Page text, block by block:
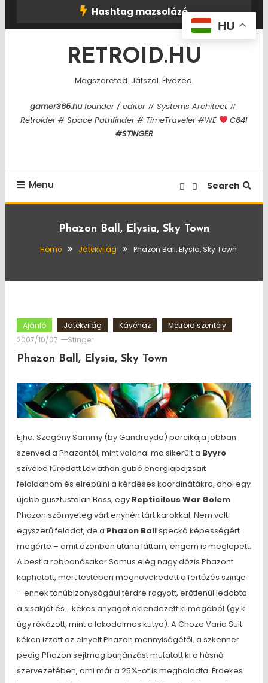
Hashtag mazsolázó
RETROID.HU
Megszereted. Játszol. Élvezed.
gamer365.hufounder / editor # Systems Architect #
Retroider # Space Pathfinder # TimeTraveler #WE
C64!
#STINGER
Menu Search
Phazon Ball, Elysia, Sky Town
Home Játékvilág Phazon Ball, Elysia, Sky Town
Ajánló Játékvilág Kávéház
Metroid szentély
2007/10/07
Stinger
Phazon Ball, Elysia, Sky Town
Ejha. Szegény Sammy (by Gandrayda) porcikája jobban
szenved a Phazontól, mint valaha: ma sikerült a Byyro
szívébe fúródott Leviathan gubó energiapajzsait
feloldanom és elrepülni a kérdéses koordinátákra, ahol egy
újabb gusztustalan Boss, egy Repticilous War Golem
Phazon szörnyeteg várt enyhén tárt karokkal. Nem volt
egyszerű feladat, de a Phazon Ballspeckó képességért
megérte – amit azonban utána láttam, engem is meglepett.
A bestia robbanásakor Samus elég nagy dózis Phazont
kaphatott, mert testében megnövekedett a fertőzés szintje
– ennek tanúbizonyságául térdre rogyott, erőtlenül ledobta
a sisakját és… kékes anyagot öklendezett ki magából (gy.k.
úgy rókázott, mint a lakodalmas kutya). A Chozo Varia Suit
kéken izzott az elnyelt Phazon mennyiségétől, a szkenner
pedig Phazon sejtmag burjánzást mutatott ki a hősnő
szervezetében, ami már a 25%-ot is meghaladta. Érdekes
HU